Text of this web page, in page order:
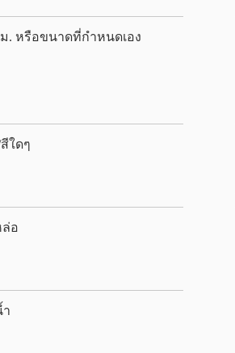
. หรือขนาดที่กำหนดเอง
ใดๆ
ล่อ